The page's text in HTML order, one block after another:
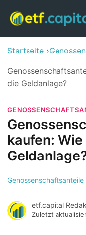
Startseite
die Geldanlage?
kaufen:
Genossenschaftsanteile
etf.capital
Zuletzt